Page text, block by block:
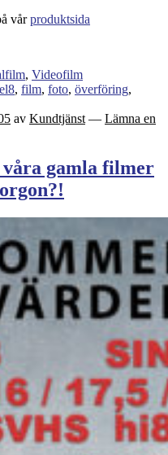
vårproduktsida
, Videofilm
, film, foto, överföring,
av Kundtjänst — Lämna en
gamla filmer